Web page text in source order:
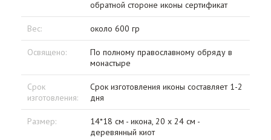
обратной стороне иконы сертификат
Вес: около 600 гр
Освящено:
По полному православному обряду в
монастыре
Срок
изготовления:
Срок изготовления иконы составляет 1-2
дня
Размер:
14*18 см - икона, 20 х 24 см -
деревянный киот